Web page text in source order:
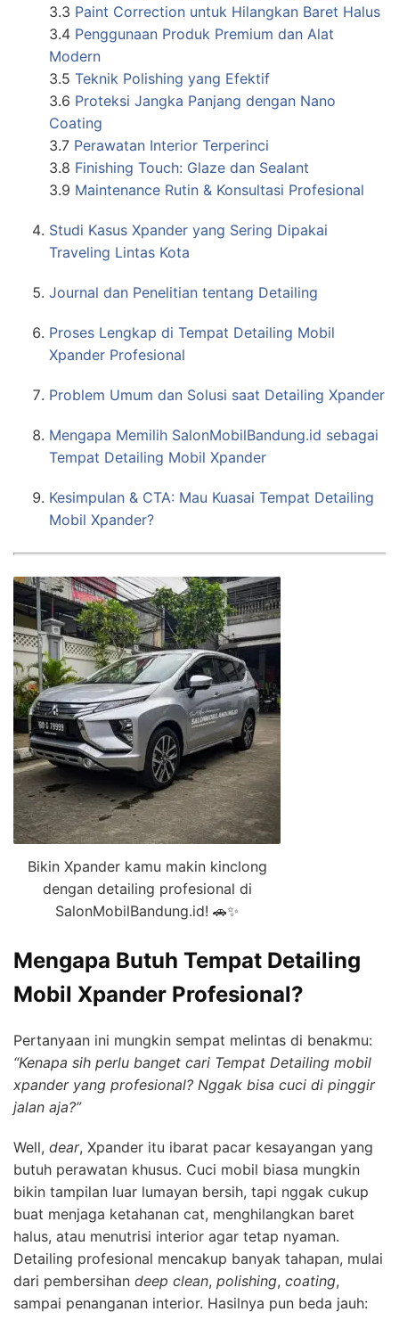
3.3 Paint Correction untuk Hilangkan Baret Halus
3.4 Penggunaan Produk Premium dan Alat
Modern
3.5 Teknik Polishing yang Efektif
3.6 Proteksi Jangka Panjang dengan Nano
Coating
3.7 Perawatan Interior Terperinci
3.8 Finishing Touch: Glaze dan Sealant
3.9 Maintenance Rutin & Konsultasi Profesional
Studi Kasus Xpander yang Sering Dipakai
Traveling Lintas Kota
Journal dan Penelitian tentang Detailing
Proses Lengkap di Tempat Detailing Mobil
Xpander Profesional
Problem Umum dan Solusi saat Detailing Xpander
Mengapa Memilih SalonMobilBandung.id sebagai
Tempat Detailing Mobil Xpander
Kesimpulan & CTA: Mau Kuasai Tempat Detailing
Mobil Xpander?
Bikin Xpander kamu makin kinclong
dengan detailing profesional di
SalonMobilBandung.id! 🚗✨
Mengapa Butuh Tempat Detailing
Mobil Xpander Profesional?
Pertanyaan ini mungkin sempat melintas di benakmu:
“Kenapa sih perlu banget cari Tempat Detailing mobil
xpander yang profesional? Nggak bisa cuci di pinggir
jalan aja?”
Well, dear, Xpander itu ibarat pacar kesayangan yang
butuh perawatan khusus. Cuci mobil biasa mungkin
bikin tampilan luar lumayan bersih, tapi nggak cukup
buat menjaga ketahanan cat, menghilangkan baret
halus, atau menutrisi interior agar tetap nyaman.
Detailing profesional mencakup banyak tahapan, mulai
dari pembersihan deep clean, polishing, coating,
sampai penanganan interior. Hasilnya pun beda jauh: